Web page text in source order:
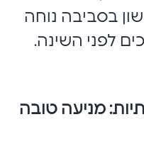
בסביבה נוחה
לפני השינה.
מניעה טובה